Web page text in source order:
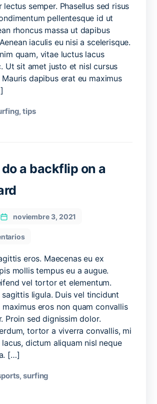
the
competitive
surfing
formula
semper. Phasellus sed risus
pellentesque id ut
rhoncus massa ut dapibus
iaculis eu nisi a scelerisque.
quam, vitae luctus lacus
Ut sit amet justo et nisl cursus
dapibus erat eu maximus
,tips
a backflip on a
noviembre 3, 2021
to
do
backflip
on
a
surfboard
eros. Maecenas eu ex
mollis tempus eu a augue.
vel tortor et elementum.
sagittis ligula. Duis vel tincidunt
maximus eros non quam convallis
Proin sed dignissim dolor.
tortor a viverra convallis, mi
dictum aliquam nisl neque
[…]
,surfing